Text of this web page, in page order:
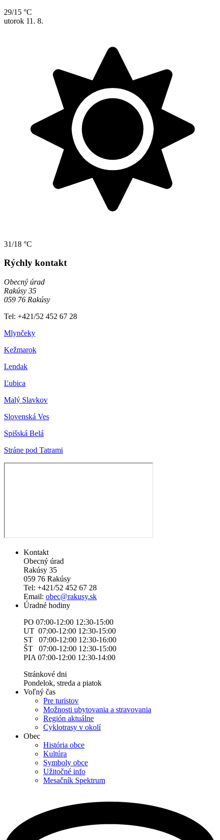
29/15 °C
utorok 11. 8.
31/18 °C
Rýchly kontakt
Obecný úrad
Rakúsy 35
059 76 Rakúsy
Tel: +421/52 452 67 28
Mlynčeky
Kežmarok
Lendak
Ľubica
Malý Slavkov
Slovenská Ves
Spišská Belá
Stráne pod Tatrami
Kontakt
Obecný úrad
Rakúsy 35
059 76 Rakúsy
Tel: +421/52 452 67 28
Email: obec@rakusy.sk
Úradné hodiny
PO 07:00-12:00 12:30-15:00
UT 07:00-12:00 12:30-15:00
ST 07:00-12:00 12:30-16:00
ŠT 07:00-12:00 12:30-15:00
PIA 07:00-12:00 12:30-14:00
Stránkové dni
Pondelok, streda a piatok
Voľný čas
Pre turistov
Možnosti ubytovania a stravovania
Región aktuálne
Cyklotrasy v okolí
Obec
História obce
Kultúra
Symboly obce
Užitočné info
Mesačník Spektrum